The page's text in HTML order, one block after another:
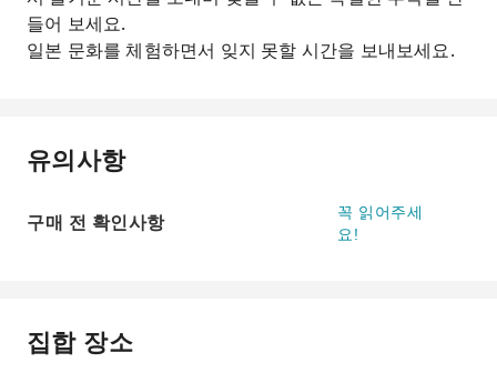
들어 보세요.
일본 문화를 체험하면서 잊지 못할 시간을 보내보세요.
유의사항
구매 전 확인사항
꼭 읽어주세
요!
집합 장소